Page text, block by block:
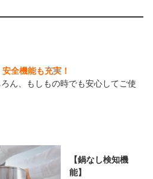
安全機能も充実！
ん、もしもの時でも安心してご使
【鍋なし検知機
能】